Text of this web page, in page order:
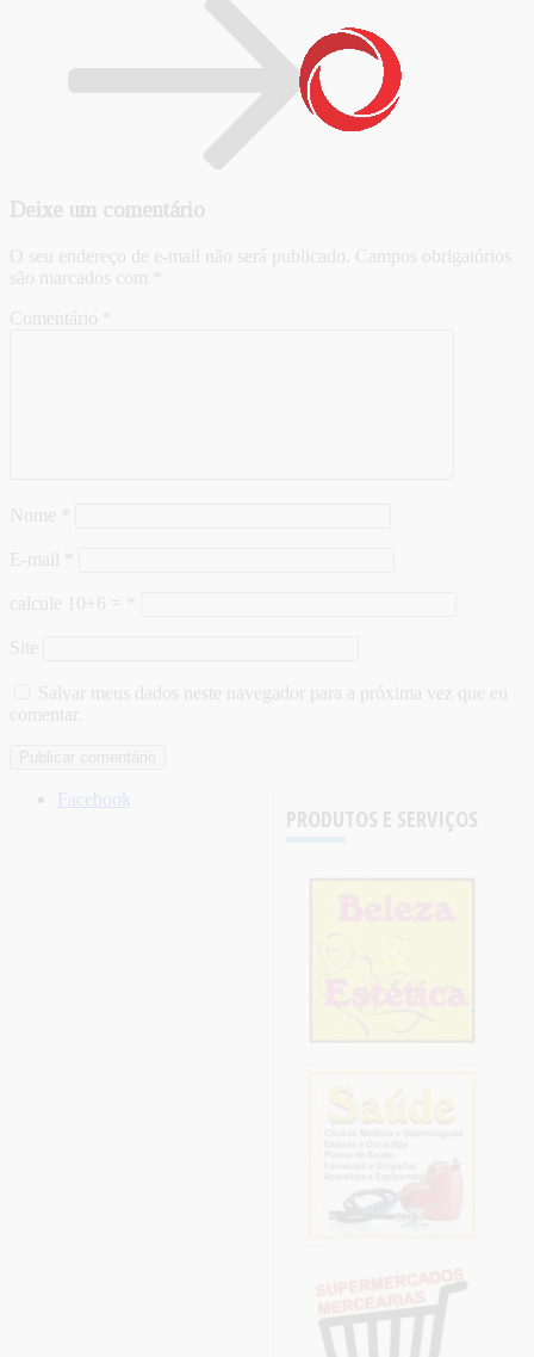
Deixe um comentário
O seu endereço de e-mail não será publicado. Campos obrigatórios
são marcados com
Comentário
Nome
E-mail
calcule 10+6 =
Site
Salvar meus dados neste navegador para a próxima vez que eu
comentar.
PRODUTOS E SERVIÇOS
Facebook